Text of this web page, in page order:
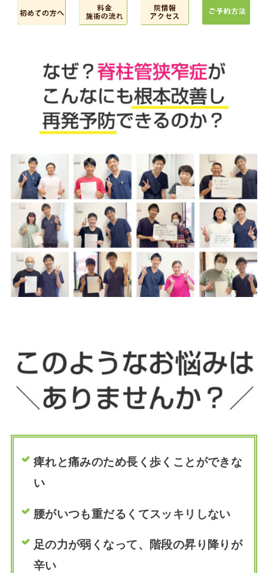
痺れと痛みのため長く歩くことができな
い
腰がいつも重だるくてスッキリしない
足の力が弱くなって、階段の昇り降りが
辛い